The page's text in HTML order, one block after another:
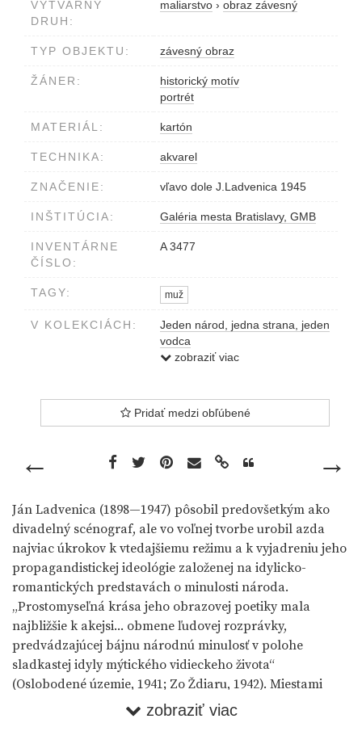
←
predchádzajúce dielo →
VÝTVARNÝ
DRUH:
maliarstvo › obraz závesný
TYP OBJEKTU: závesný obraz
ŽÁNER:
historický motív
portrét
MATERIÁL: kartón
TECHNIKA: akvarel
ZNAČENIE: vľavo dole J.Ladvenica 1945
INŠTITÚCIA: Galéria mesta Bratislavy, GMB
INVENTÁRNE
ČÍSLO:
A 3477
TAGY: muž
V KOLEKCIÁCH:
Jeden národ, jedna strana, jeden
vodca
Devínzobraziť viac
Pridať medzi obľúbené
Ján Ladvenica (1898—1947) pôsobil predovšetkým ako
divadelný scénograf, ale vo voľnej tvorbe urobil azda
najviac úkrokov k vtedajšiemu režimu a k vyjadreniu jeho
propagandistickej ideológie založenej na idylicko-
romantických predstavách o minulosti národa.
„Prostomyseľná krása jeho obrazovej poetiky mala
najbližšie k akejsi... obmene ľudovej rozprávky,
predvádzajúcej bájnu národnú minulosť v polohe
sladkastej idyly mýtického vidieckeho života“
(Oslobodené územie, 1941; Zo Ždiaru, 1942). Miestami
naivizujúco-schematická poetika jeho malieb a akvarelov
zobraziť viac